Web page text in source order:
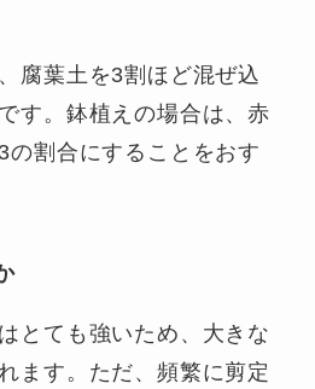
腐葉土を3割ほど混ぜ込
す。鉢植えの場合は、赤
の割合にすることをおす
とても強いため、大きな
ます。ただ、頻繁に剪定